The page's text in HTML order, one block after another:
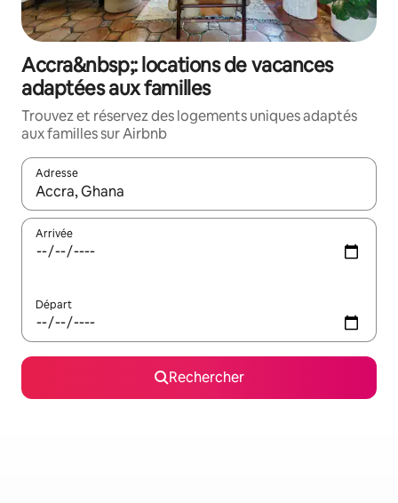
Accra&nbsp;: locations de vacances
adaptées aux familles
Trouvez et réservez des logements uniques adaptés
aux familles sur Airbnb
Adresse
Lorsque les résultats s'affichent, utilisez les flèches vers le
Arrivée
Départ
Rechercher